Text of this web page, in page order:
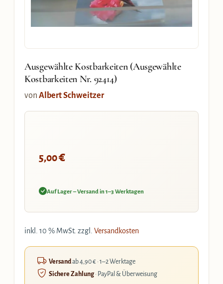
Ausgewählte Kostbarkeiten (Ausgewählte
Kostbarkeiten Nr. 92414)
von Albert Schweitzer
5,00€
Auf Lager – Versand in 1–3 Werktagen
inkl. 10 % MwSt. zzgl. Versandkosten
Versandab 4,90 € · 1–2 Werktage
Sichere Zahlung· PayPal & Überweisung